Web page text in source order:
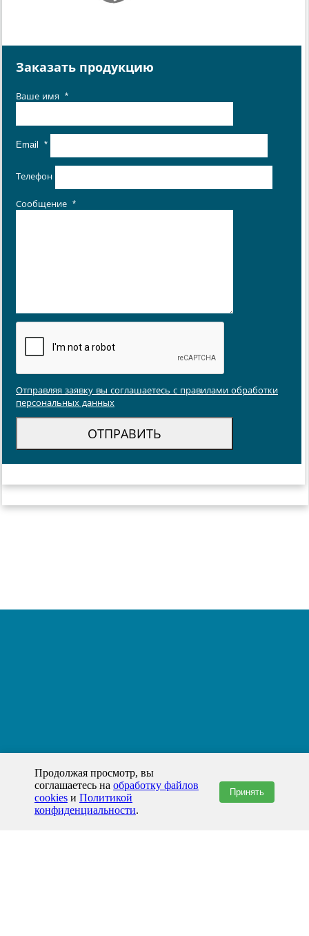
Заказать продукцию
Ваше имя *
Email *
Телефон
Сообщение *
Отправляя заявку вы соглашаетесь с правилами обработки
персональных данных
Продолжая просмотр, вы
соглашаетесь на обработку файлов
cookies и Политикой
конфиденциальности.
Принять